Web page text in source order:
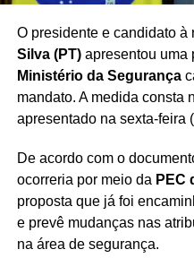
O presidente e candidato à
Silva (PT)apresentou uma
Ministério da Segurança
mandato. A medida consta
apresentado na sexta-feira
De acordo com o
ocorreria por meio da PEC
proposta que já foi
e prevê mudanças nas
na área de segurança.